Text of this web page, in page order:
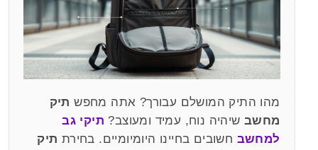
מהו התיק המושלם עבורך? אתה מחפש תיק
מחשב שיהיה נוח, עמיד ומעוצב? תיקי גב
למחשב חשובים בחיינו היומיומיים. בחירת תיק